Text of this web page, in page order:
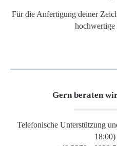
Für die Anfertigung deiner
hochwertige
Gern beraten
Telefonische Unterstützung
18:00)